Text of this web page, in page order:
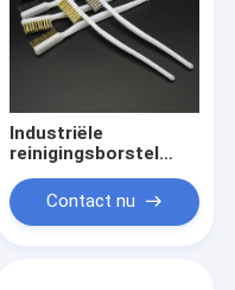
Industriële
reinigingsborstel
Draadborstel
autopoetsborstel
roestverwijdering
Contact nu